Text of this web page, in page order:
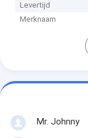
Levertijd
Merknaam
Mr. Johnny